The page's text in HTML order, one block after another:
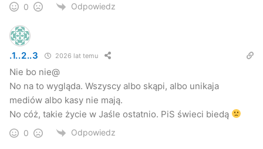
0 Odpowiedz
.1..2..3 2026 lat temu
Nie bo nie@
No na to wygląda. Wszyscy albo skąpi, albo unikaja
mediów albo kasy nie mają.
No cóż, takie życie w Jaśle ostatnio. PiS świeci biedą
0 Odpowiedz